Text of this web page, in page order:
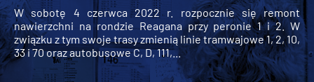
W sobotę 4 czerwca 2022 r. rozpocznie się remont
nawierzchni na rondzie Reagana przy peronie 1 i 2. W
związku z tym swoje trasy zmienią linie tramwajowe 1, 2, 10,
33 i 70 oraz autobusowe C, D, 111,...